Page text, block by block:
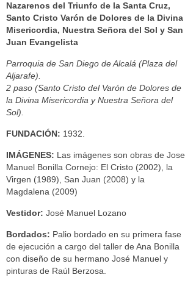
Nazarenos del Triunfo de la Santa Cruz,
Santo Cristo Varón de Dolores de la Divina
Misericordia, Nuestra Señora del Sol y San
Juan Evangelista
Parroquia de San Diego de Alcalá (Plaza del
Aljarafe).
2 paso (Santo Cristo del Varón de Dolores de
la Divina Misericordia y Nuestra Señora del
Sol).
FUNDACIÓN: 1932.
IMÁGENES: Las imágenes son obras de Jose
Manuel Bonilla Cornejo: El Cristo (2002), la
Virgen (1989), San Juan (2008) y la
Magdalena (2009)
Vestidor: José Manuel Lozano
Bordados: Palio bordado en su primera fase
de ejecución a cargo del taller de Ana Bonilla
con diseño de su hermano José Manuel y
pinturas de Raúl Berzosa.